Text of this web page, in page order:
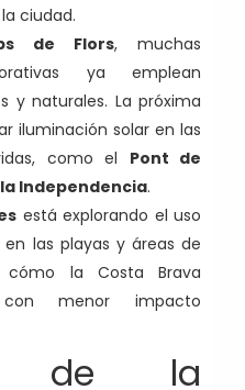
ciudad.
de Flors, muchas
ya emplean
y naturales. La próxima
iluminación solar en las
como el Pont de
Independencia.
está explorando el uso
las playas y áreas de
cómo la Costa Brava
menor impacto
de la